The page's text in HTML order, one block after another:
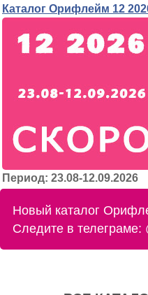
Каталог Орифлейм 12
Период: 23.08-12.09.2026
Новый каталог
Следите в телеграме: